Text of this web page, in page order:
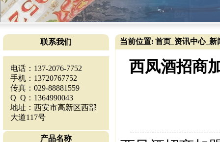
联系我们
电话：137-2076-7752
手机：13720767752
传真：029-88881559
Q Q：1364990043
地址：西安市高新区西部
大道117号
产品名称
当前位置: 首页 资讯中心_ 新
西凤酒招商